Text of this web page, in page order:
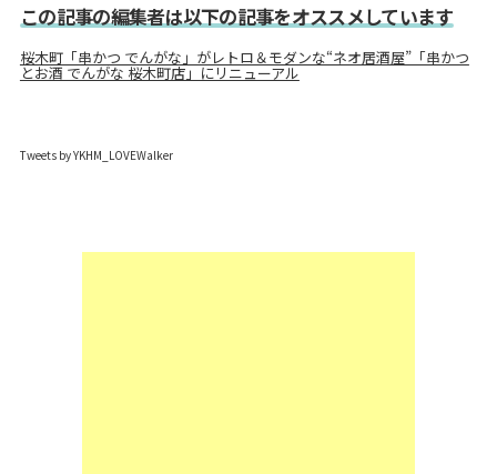
この記事の編集者は以下の記事をオススメしています
桜木町「串かつ でんがな」がレトロ＆モダンな“ネオ居酒屋”「串かつ
とお酒 でんがな 桜木町店」にリニューアル
Tweets by YKHM_LOVEWalker